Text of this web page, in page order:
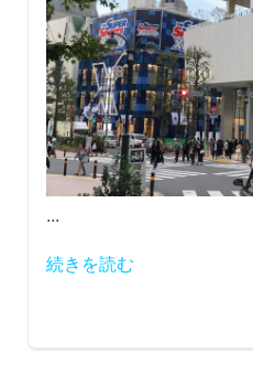
...
続きを読む